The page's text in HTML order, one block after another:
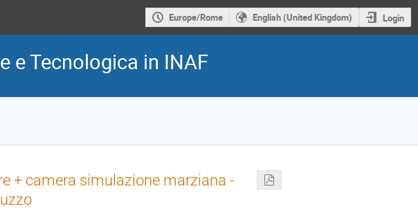
Europe/Rome English (United Kingdom) Login
e Tecnologica in INAF
+ camera simulazione marziana -